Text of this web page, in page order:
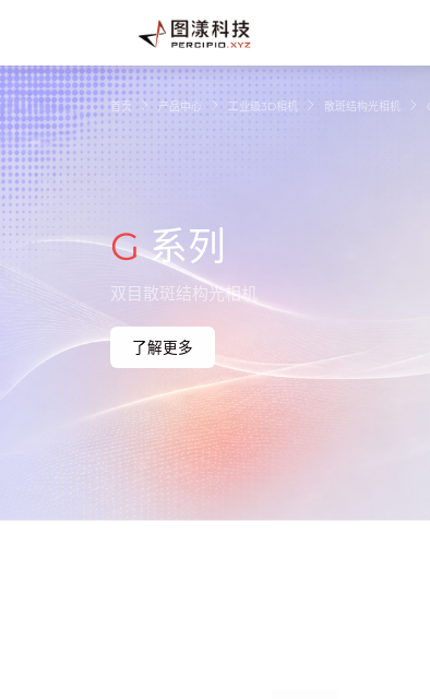
G系列
双目散斑结构光相机
了解更多
首页 产品中心 工业级3D相机 散斑结构光相机